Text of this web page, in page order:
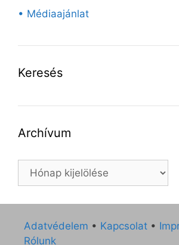
• Médiaajánlat
Keresés
Archívum
Archívum
Adatvédelem • Kapcsolat •
Rólunk